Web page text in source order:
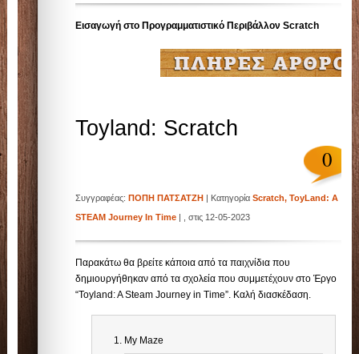
Εισαγωγή στο Προγραμματιστικό Περιβάλλον Scratch
Toyland: Scratch
0
Συγγραφέας:ΠΟΠΗ ΠΑΤΣΑΤΖΗ | ΚατηγορίαScratch,ToyLand: A
STEAM Journey In Time | , στις 12-05-2023
Παρακάτω θα βρείτε κάποια από τα παιχνίδια που
δημιουργήθηκαν από τα σχολεία που συμμετέχουν στο Έργο
“Toyland: A Steam Journey in Time”. Καλή διασκέδαση.
My Maze